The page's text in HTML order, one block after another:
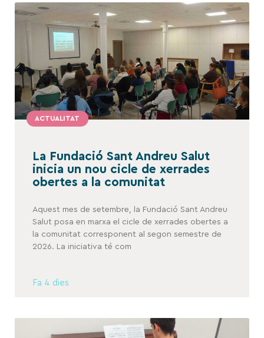
ACTUALITAT
La Fundació Sant Andreu Salut
inicia un nou cicle de xerrades
obertes a la comunitat
Aquest mes de setembre, la Fundació Sant Andreu
Salut posa en marxa el cicle de xerrades obertes a
la comunitat corresponent al segon semestre de
2026. La iniciativa té com
Fa 4 dies